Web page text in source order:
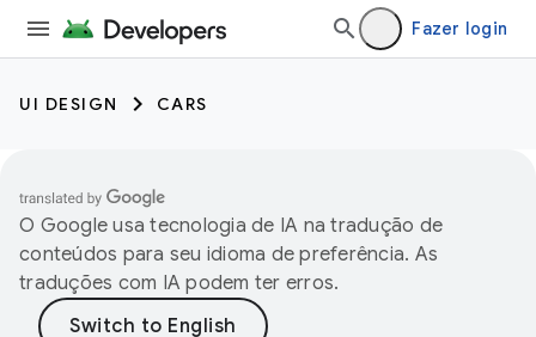
Fazer login
UI DESIGN CARS
O Google usa tecnologia de IA na tradução de
conteúdos para seu idioma de preferência. As
traduções com IA podem ter erros.